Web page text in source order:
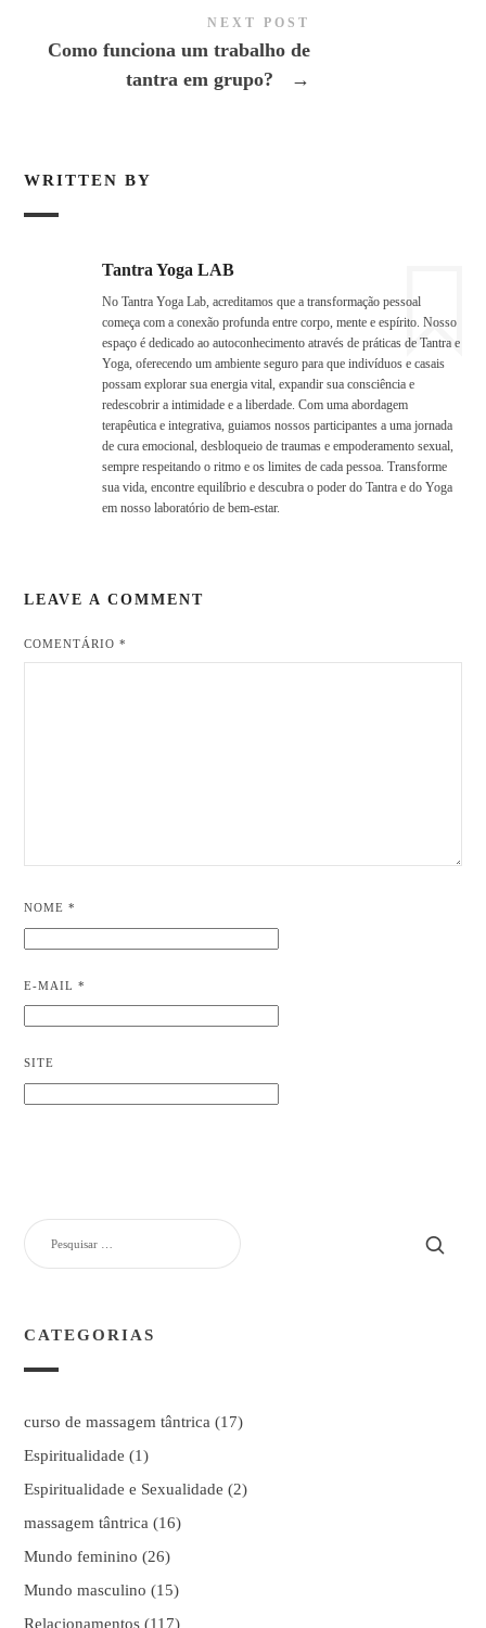
NEXT POST
Como funciona um trabalho de
tantra em grupo?
→
WRITTEN BY
Tantra Yoga LAB
No Tantra Yoga Lab, acreditamos que a transformação pessoal
começa com a conexão profunda entre corpo, mente e espírito. Nosso
espaço é dedicado ao autoconhecimento através de práticas de Tantra e
Yoga, oferecendo um ambiente seguro para que indivíduos e casais
possam explorar sua energia vital, expandir sua consciência e
redescobrir a intimidade e a liberdade. Com uma abordagem
terapêutica e integrativa, guiamos nossos participantes a uma jornada
de cura emocional, desbloqueio de traumas e empoderamento sexual,
sempre respeitando o ritmo e os limites de cada pessoa. Transforme
sua vida, encontre equilíbrio e descubra o poder do Tantra e do Yoga
em nosso laboratório de bem-estar.
LEAVE A COMMENT
COMENTÁRIO*
NOME*
E-MAIL*
SITE
POR:
CATEGORIAS
curso de massagem tântrica (17)
Espiritualidade (1)
Espiritualidade e Sexualidade (2)
massagem tântrica (16)
Mundo feminino (26)
Mundo masculino (15)
Relacionamentos (117)